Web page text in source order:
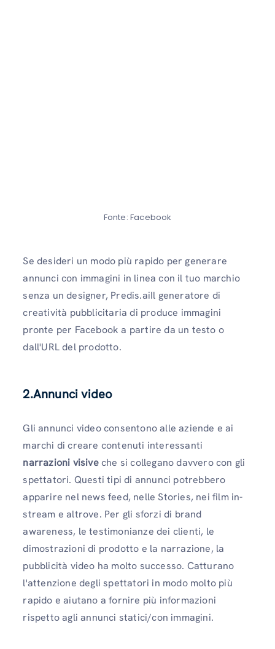
Fonte: Facebook
Se desideri un modo più rapido per generare
annunci con immagini in linea con il tuo marchio
senza un designer, Predis.aiIl generatore di
creatività pubblicitaria di produce immagini
pronte per Facebook a partire da un testo o
dall'URL del prodotto.
2.Annunci video
Gli annunci video consentono alle aziende e ai
marchi di creare contenuti interessanti
narrazioni visiveche si collegano davvero con gli
spettatori. Questi tipi di annunci potrebbero
apparire nel news feed, nelle Stories, nei film in-
stream e altrove. Per gli sforzi di brand
awareness, le testimonianze dei clienti, le
dimostrazioni di prodotto e la narrazione, la
pubblicità video ha molto successo. Catturano
l'attenzione degli spettatori in modo molto più
rapido e aiutano a fornire più informazioni
rispetto agli annunci statici/con immagini.